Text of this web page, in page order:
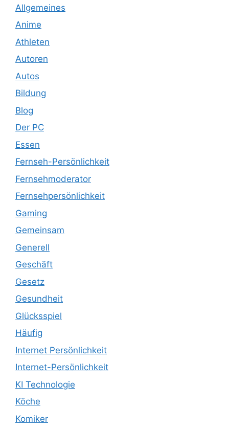
Allgemeines
Anime
Athleten
Autoren
Autos
Bildung
Blog
Der PC
Essen
Fernseh-Persönlichkeit
Fernsehmoderator
Fernsehpersönlichkeit
Gaming
Gemeinsam
Generell
Geschäft
Gesetz
Gesundheit
Glücksspiel
Häufig
Internet Persönlichkeit
Internet-Persönlichkeit
KI Technologie
Köche
Komiker